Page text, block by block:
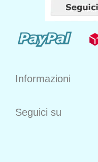
Informazioni
Seguici su